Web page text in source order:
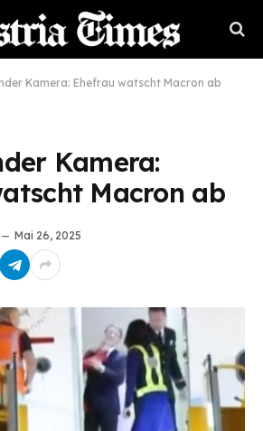
Kamera: Ehefrau watscht Macron ab
Kamera:
Macron ab
Mai 26, 2025